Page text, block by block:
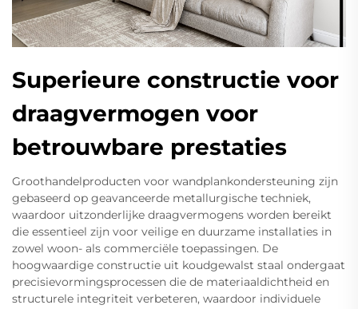
Superieure constructie voor
draagvermogen voor
betrouwbare prestaties
Groothandelproducten voor wandplankondersteuning zijn
gebaseerd op geavanceerde metallurgische techniek,
waardoor uitzonderlijke draagvermogens worden bereikt
die essentieel zijn voor veilige en duurzame installaties in
zowel woon- als commerciële toepassingen. De
hoogwaardige constructie uit koudgewalst staal ondergaat
precisievormingsprocessen die de materiaaldichtheid en
structurele integriteit verbeteren, waardoor individuele